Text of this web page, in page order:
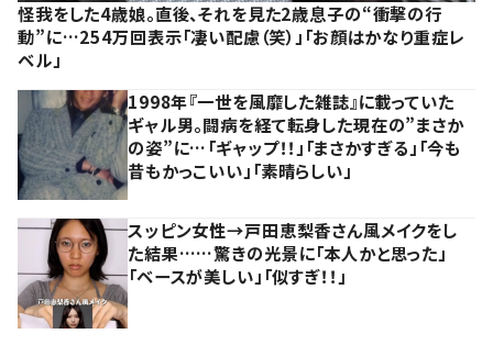
怪我をした4歳娘。直後、それを見た2歳息子の“衝撃の行
動”に…254万回表示「凄い配慮（笑）」「お顔はかなり重症レ
ベル」
1998年『一世を風靡した雑誌』に載っていた
ギャル男。闘病を経て転身した現在の”まさか
の姿”に…「ギャップ！！」「まさかすぎる」「今も
昔もかっこいい」「素晴らしい」
スッピン女性→戸田恵梨香さん風メイクをし
た結果……驚きの光景に「本人かと思った」
「ベースが美しい」「似すぎ！！」